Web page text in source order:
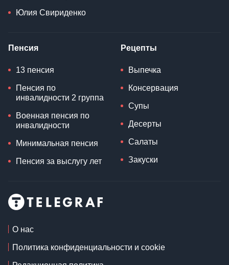
Юлия Свириденко
Пенсия
13 пенсия
Пенсия по
инвалидности 2 группа
Военная пенсия по
инвалидности
Минимальная пенсия
Пенсия за выслугу лет
Рецепты
Выпечка
Консервация
Супы
Десерты
Салаты
Закуски
О нас
Политика конфиденциальности и cookie